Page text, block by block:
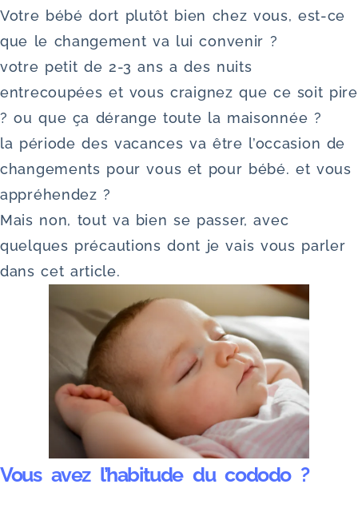
Votre bébé dort plutôt bien chez vous, est-ce
que le changement va lui convenir ?
votre petit de 2-3 ans a des nuits
entrecoupées et vous craignez que ce soit pire
? ou que ça dérange toute la maisonnée ?
la période des vacances va être l’occasion de
changements pour vous et pour bébé. et vous
appréhendez ?
Mais non, tout va bien se passer, avec
quelques précautions dont je vais vous parler
dans cet article.
Vous avez l’habitude du cododo ?